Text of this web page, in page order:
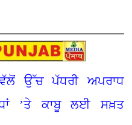
ਉੱਚ ਪੱਧਰੀ ਅਪਰਾਧ
’ਤੇ ਕਾਬੂ ਲਈ ਸਖ਼ਤ